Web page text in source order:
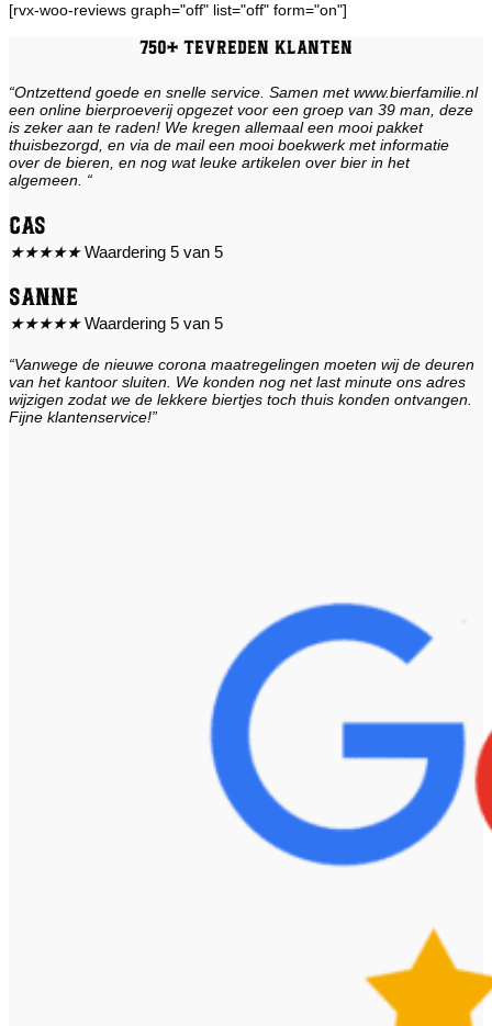
[rvx-woo-reviews graph="off" list="off" form="on"]
750+ tevreden klanten
“Ontzettend goede en snelle service. Samen met www.bierfamilie.nl
een online bierproeverij opgezet voor een groep van 39 man, deze
is zeker aan te raden! We kregen allemaal een mooi pakket
thuisbezorgd, en via de mail een mooi boekwerk met informatie
over de bieren, en nog wat leuke artikelen over bier in het
algemeen. “
Cas
★★★★★ Waardering 5 van 5
Sanne
★★★★★ Waardering 5 van 5
“Vanwege de nieuwe corona maatregelingen moeten wij de deuren
van het kantoor sluiten. We konden nog net last minute ons adres
wijzigen zodat we de lekkere biertjes toch thuis konden ontvangen.
Fijne klantenservice!”